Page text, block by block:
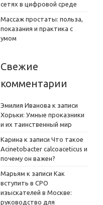
сетях в цифровой среде
Массаж простаты: польза,
показания и практика с
умом
Свежие
комментарии
Эмилия Иванова к записи
Хорьки: Умные проказники
и их таинственный мир
Карина к записи Что такое
Acinetobacter calcoaceticus и
почему он важен?
Марьям к записи Как
вступить в СРО
изыскателей в Москве:
руководство для